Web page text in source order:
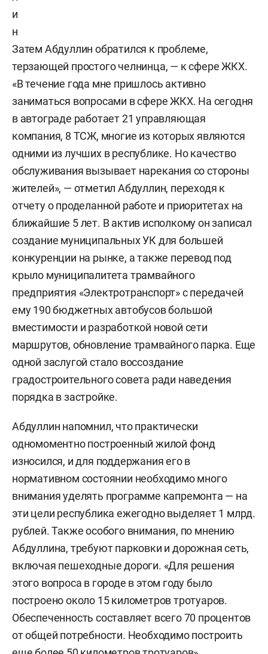
и
н
Затем Абдуллин обратился к проблеме,
терзающей простого челнинца, — к сфере ЖКХ.
«В течение года мне пришлось активно
заниматься вопросами в сфере ЖКХ. На сегодня
в автограде работает 21 управляющая
компания, 8 ТСЖ, многие из которых являются
одними из лучших в республике. Но качество
обслуживания вызывает нарекания со стороны
жителей», — отметил Абдуллин, переходя к
отчету о проделанной работе и приоритетах на
ближайшие 5 лет. В актив исполкому он записал
создание муниципальных УК для большей
конкуренции на рынке, а также перевод под
крыло муниципалитета трамвайного
предприятия «Электротранспорт» с передачей
ему 190 бюджетных автобусов большой
вместимости и разработкой новой сети
маршрутов, обновление трамвайного парка. Еще
одной заслугой стало воссоздание
градостроительного совета ради наведения
порядка в застройке.
Абдуллин напомнил, что практически
одномоментно построенный жилой фонд
износился, и для поддержания его в
нормативном состоянии необходимо много
внимания уделять программе капремонта — на
эти цели республика ежегодно выделяет 1 млрд.
рублей. Также особого внимания, по мнению
Абдуллина, требуют парковки и дорожная сеть,
включая пешеходные дороги. «Для решения
этого вопроса в городе в этом году было
построено около 15 километров тротуаров.
Обеспеченность составляет всего 70 процентов
от общей потребности. Необходимо построить